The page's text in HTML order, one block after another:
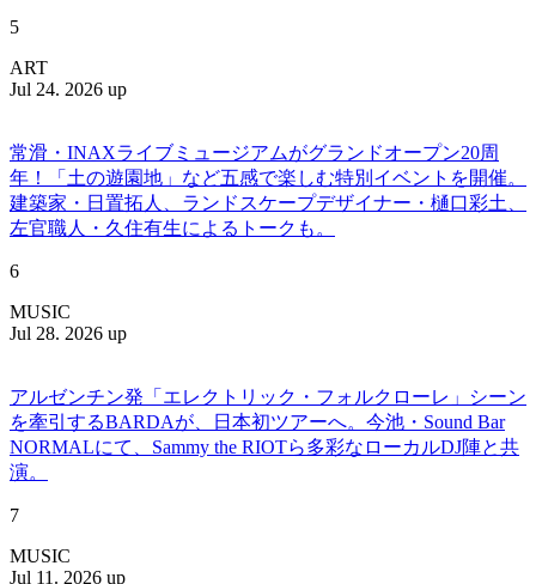
5
ART
Jul 24. 2026 up
常滑・INAXライブミュージアムがグランドオープン20周
年！「土の遊園地」など五感で楽しむ特別イベントを開催。
建築家・日置拓人、ランドスケープデザイナー・樋口彩土、
左官職人・久住有生によるトークも。
6
MUSIC
Jul 28. 2026 up
アルゼンチン発「エレクトリック・フォルクローレ」シーン
を牽引するBARDAが、日本初ツアーへ。今池・Sound Bar
NORMALにて、Sammy the RIOTら多彩なローカルDJ陣と共
演。
7
MUSIC
Jul 11. 2026 up